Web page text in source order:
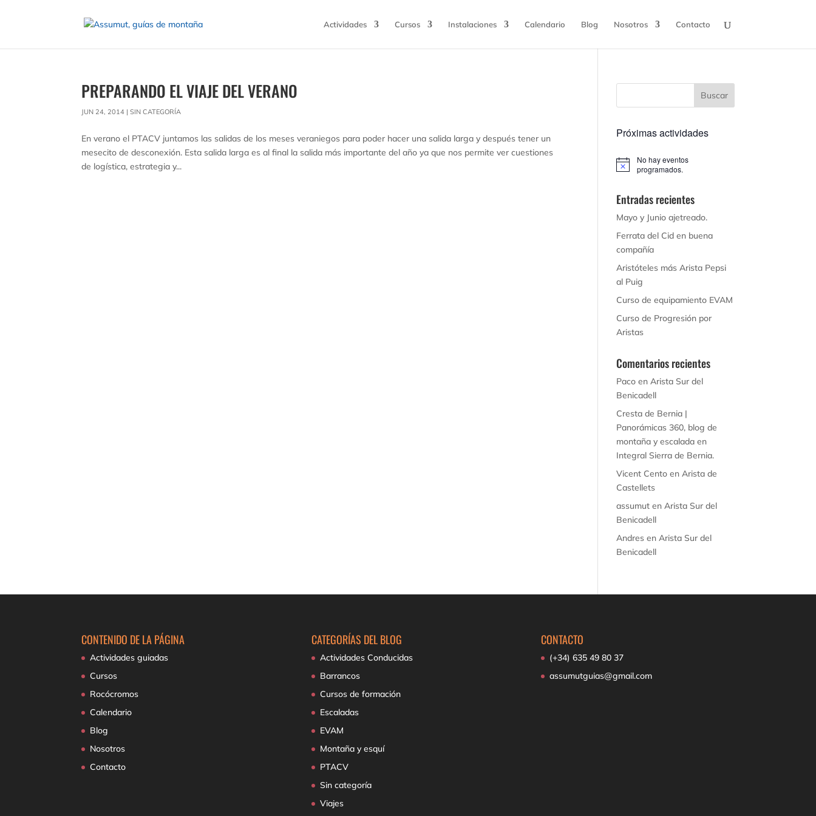
Actividades Cursos Instalaciones Calendario Blog Nosotros Contacto
PREPARANDO EL VIAJE DEL VERANO
JUN 24, 2014 |SIN CATEGORÍA
En verano el PTACV juntamos las salidas de los meses veraniegos para poder hacer una salida larga y después tener un
mesecito de desconexión. Esta salida larga es al final la salida más importante del año ya que nos permite ver cuestiones
de logística, estrategia y...
Próximas actividades
Aviso
No hay eventos
programados.
Entradas recientes
Mayo y Junio ajetreado.
Ferrata del Cid en buena
compañía
Aristóteles más Arista Pepsi
al Puig
Curso de equipamiento EVAM
Curso de Progresión por
Aristas
Comentarios recientes
Paco enArista Sur del
Benicadell
Cresta de Bernia |
Panorámicas 360, blog de
montaña y escalada en
Integral Sierra de Bernia.
Vicent Cento enArista de
Castellets
assumut enArista Sur del
Benicadell
Andres enArista Sur del
Benicadell
CONTENIDO DE LA PÁGINA
Actividades guiadas
Cursos
Rocócromos
Calendario
Blog
Nosotros
Contacto
CATEGORÍAS DEL BLOG
Actividades Conducidas
Barrancos
Cursos de formación
Escaladas
EVAM
Montaña y esquí
PTACV
Sin categoría
Viajes
CONTACTO
(+34) 635 49 80 37
assumutguias@gmail.com